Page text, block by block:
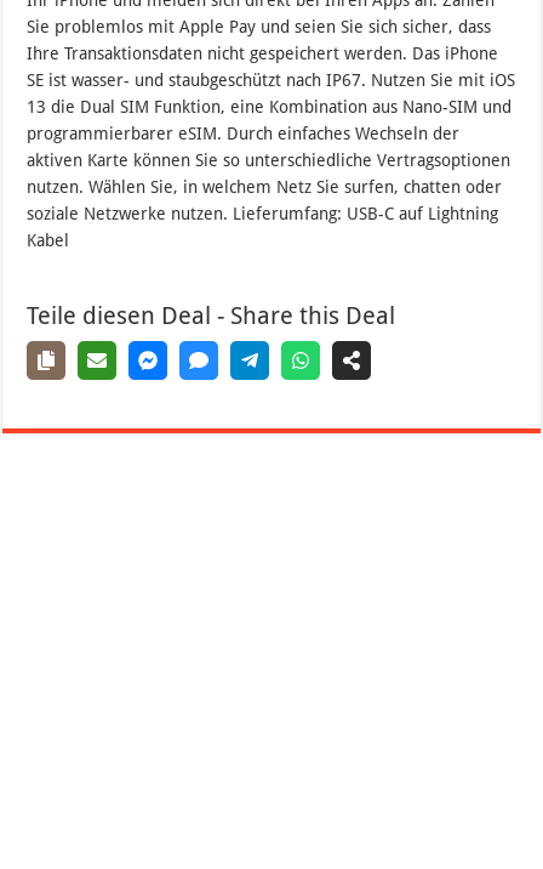
Sie problemlos mit Apple Pay und seien Sie sich sicher, dass
Ihre Transaktionsdaten nicht gespeichert werden. Das iPhone
SE ist wasser- und staubgeschützt nach IP67. Nutzen Sie mit iOS
13 die Dual SIM Funktion, eine Kombination aus Nano-SIM und
programmierbarer eSIM. Durch einfaches Wechseln der
aktiven Karte können Sie so unterschiedliche Vertragsoptionen
nutzen. Wählen Sie, in welchem Netz Sie surfen, chatten oder
soziale Netzwerke nutzen. Lieferumfang: USB-C auf Lightning
Kabel
Teile diesen Deal - Share this Deal